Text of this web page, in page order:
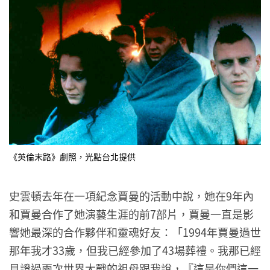
《英倫末路》劇照，光點台北提供
史雲頓去年在一項紀念賈曼的活動中說，她在9年內
和賈曼合作了她演藝生涯的前7部片，賈曼一直是影
響她最深的合作夥伴和靈魂好友：「1994年賈曼過世
那年我才33歲，但我已經參加了43場葬禮。我那已經